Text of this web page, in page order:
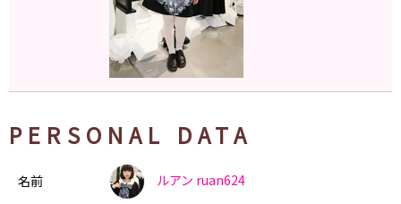
PERSONAL DATA
名前 ルアン ruan624